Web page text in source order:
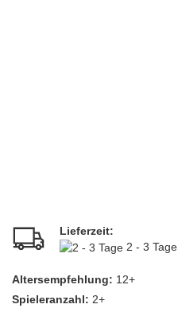
Lieferzeit:
2 - 3 Tage
Altersempfehlung: 12+
Spieleranzahl: 2+